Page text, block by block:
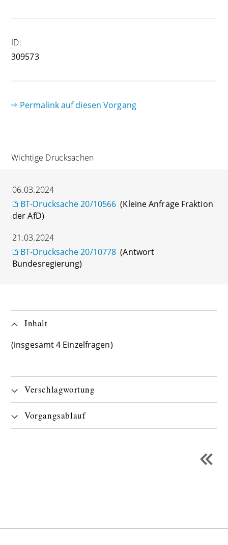
ID:
309573
Permalink auf diesen Vorgang
Wichtige Drucksachen
06.03.2024
BT-Drucksache 20/10566 (Kleine Anfrage Fraktion
der AfD)
21.03.2024
BT-Drucksache 20/10778 (Antwort
Bundesregierung)
Inhalt
(insgesamt 4 Einzelfragen)
Verschlagwortung
Vorgangsablauf